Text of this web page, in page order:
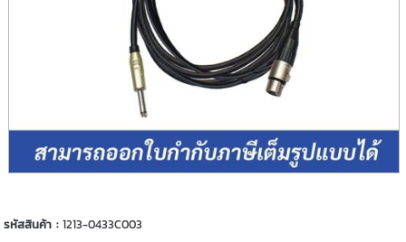
รหัสสินค้า :1213-0433C003